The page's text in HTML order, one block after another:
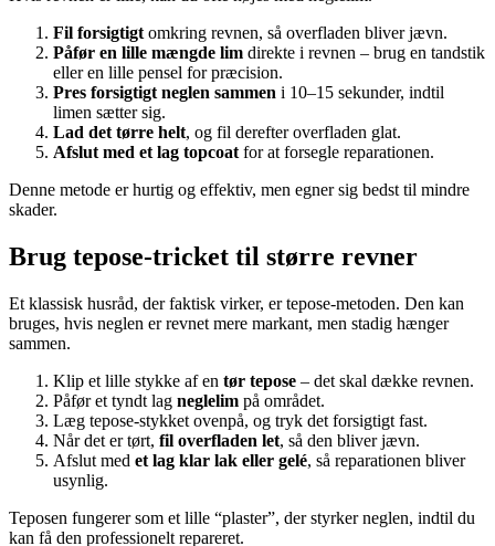
Fil forsigtigt omkring revnen, så overfladen bliver jævn.
Påfør en lille mængde lim direkte i revnen – brug en tandstik
eller en lille pensel for præcision.
Pres forsigtigt neglen sammen i 10–15 sekunder, indtil
limen sætter sig.
Lad det tørre helt, og fil derefter overfladen glat.
Afslut med et lag topcoat for at forsegle reparationen.
Denne metode er hurtig og effektiv, men egner sig bedst til mindre
skader.
Brug tepose-tricket til større revner
Et klassisk husråd, der faktisk virker, er tepose-metoden. Den kan
bruges, hvis neglen er revnet mere markant, men stadig hænger
sammen.
Klip et lille stykke af en tør tepose – det skal dække revnen.
Påfør et tyndt lag neglelim på området.
Læg tepose-stykket ovenpå, og tryk det forsigtigt fast.
Når det er tørt, fil overfladen let, så den bliver jævn.
Afslut med et lag klar lak eller gelé, så reparationen bliver
usynlig.
Teposen fungerer som et lille “plaster”, der styrker neglen, indtil du
kan få den professionelt repareret.